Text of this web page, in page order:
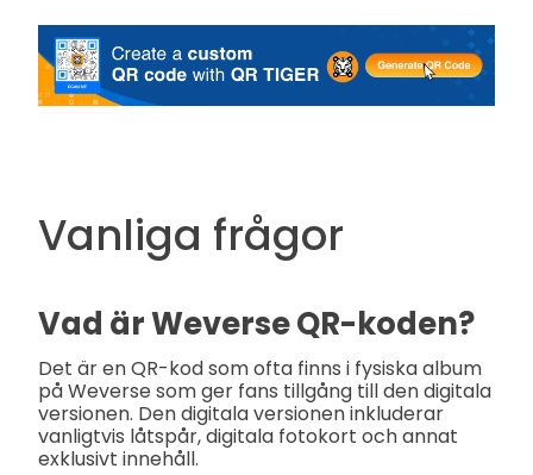
Vanliga frågor
Vad är Weverse QR-koden?
Det är en QR-kod som ofta finns i fysiska album
på Weverse som ger fans tillgång till den digitala
versionen. Den digitala versionen inkluderar
vanligtvis låtspår, digitala fotokort och annat
exklusivt innehåll.